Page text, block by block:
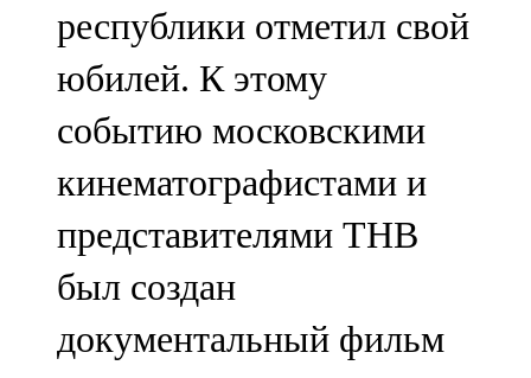
107,8 FM
Теләче
106,1 FM
Түбән Кама
102,6 FM
Чирмешән
107,7 FM
республики отметил свой
юбилей. К этому
событию московскими
кинематографистами и
представителями ТНВ
был создан
документальный фильм